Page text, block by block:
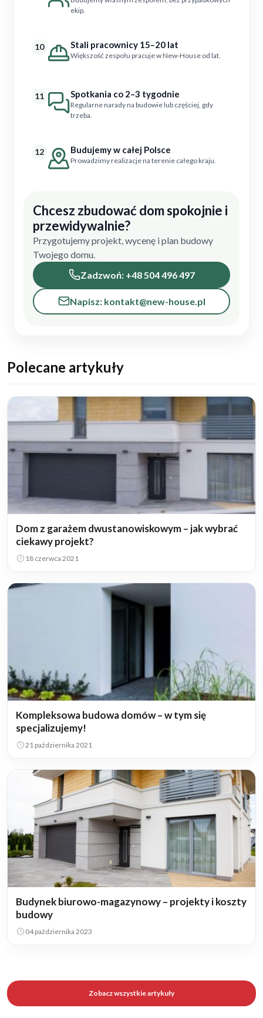
ekip.
10 Stali pracownicy 15–20 lat
Większość zespołu pracuje w New-House od lat.
11 Spotkania co 2–3 tygodnie
Regularne narady na budowie lub częściej, gdy
trzeba.
12 Budujemy w całej Polsce
Prowadzimy realizacje na terenie całego kraju.
Chcesz zbudować dom spokojnie i
przewidywalnie?
Przygotujemy projekt, wycenę i plan budowy
Twojego domu.
Zadzwoń: +48 504 496 497
Napisz: kontakt@new-house.pl
Polecane artykuły
Dom z garażem dwustanowiskowym – jak wybrać
ciekawy projekt?
18 czerwca 2021
Kompleksowa budowa domów – w tym się
specjalizujemy!
21 października 2021
Budynek biurowo-magazynowy – projekty i koszty
budowy
04 października 2023
Zobacz wszystkie artykuły